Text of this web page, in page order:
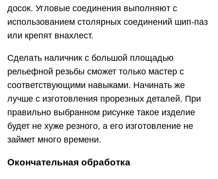
досок. Угловые соединения выполняют с
использованием столярных соединений шип-паз
или крепят внахлест.
Сделать наличник с большой площадью
рельефной резьбы сможет только мастер с
соответствующими навыками. Начинать же
лучше с изготовления прорезных деталей. При
правильно выбранном рисунке такое изделие
будет не хуже резного, а его изготовление не
займет много времени.
Окончательная обработка